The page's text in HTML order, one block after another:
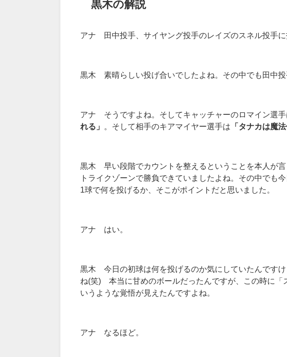
黒木の解説
アナ 田中投手、サイヤング投手のレイズのスネル投手に
黒木 素晴らしい投げ合いでしたよね。その中でも田中投
アナ そうですよね。そしてキャッチャーのロマイン選手
れる」
。そして相手のキアマイヤー選手は 「タナカは魔法
黒木 早い段階でカウントを整えるということを本人が
トライクゾーンで勝負できていましたよね。その中でも
1 球で何を投げるか、そこがポイントだと思いました。
アナ はい。
黒木 今日の初球は何を投げるのか気にしていたんです
ね(笑) 本当に甘めのボールだったんですが、この時に「
いうような覚悟が見えたんですよね。
アナ なるほど。